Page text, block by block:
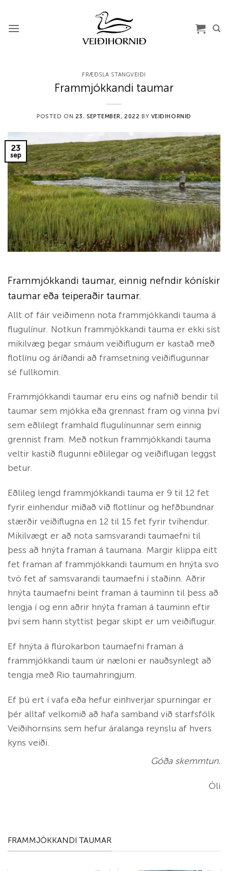
content
FRÆÐSLA STANGVEIÐI
Frammjókkandi taumar
POSTED ON 23. SEPTEMBER, 2022 BY VEIÐIHORNIÐ
23
sep
Frammjókkandi taumar, einnig nefndir kónískir
taumar eða teiperaðir taumar.
Allt of fáir veiðimenn nota frammjókkandi tauma á
flugulínur. Notkun frammjókkandi tauma er ekki síst
mikilvæg þegar smáum veiðiflugum er kastað með
flotlínu og áríðandi að framsetning veiðiflugunnar
sé fullkomin.
Frammjókkandi taumar eru eins og nafnið bendir til
taumar sem mjókka eða grennast fram og vinna því
sem eðlilegt framhald flugulínunnar sem einnig
grennist fram. Með notkun frammjókkandi tauma
veltir kastið flugunni eðlilegar og veiðiflugan leggst
betur.
Eðlileg lengd frammjókkandi tauma er 9 til 12 fet
fyrir einhendur miðað við flotlínur og hefðbundnar
stærðir veiðiflugna en 12 til 15 fet fyrir tvíhendur.
Mikilvægt er að nota samsvarandi taumaefni til
þess að hnýta framan á taumana. Margir klippa eitt
fet framan af frammjókkandi taumum en hnýta svo
tvö fet af samsvarandi taumaefni í staðinn. Aðrir
hnýta taumaefni beint framan á tauminn til þess að
lengja í og enn aðrir hnýta framan á tauminn eftir
því sem hann styttist þegar skipt er um veiðiflugur.
Ef hnýta á flúrokarbon taumaefni framan á
frammjókkandi taum úr næloni er nauðsynlegt að
tengja með Rio taumahringjum.
Ef þú ert í vafa eða hefur einhverjar spurningar er
þér alltaf velkomið að hafa samband við starfsfólk
Veiðihornsins sem hefur áralanga reynslu af hvers
kyns veiði.
Góða skemmtun.
Óli
FRAMMJÓKKANDI TAUMAR